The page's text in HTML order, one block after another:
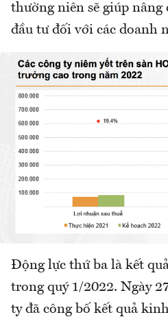
thường niên sẽ giúp
đầu tư đối với các doanh
Động lực thứ ba là kết
trong quý 1/2022. Ngày
ty đã công bố kết quả